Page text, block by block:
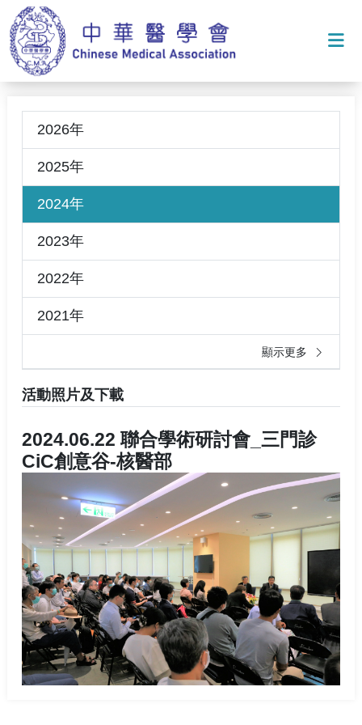
2026年
2025年
2024年
2023年
2022年
2021年
顯示更多
活動照片及下載
2024.06.22 聯合學術研討會_三門診
CiC創意谷-核醫部